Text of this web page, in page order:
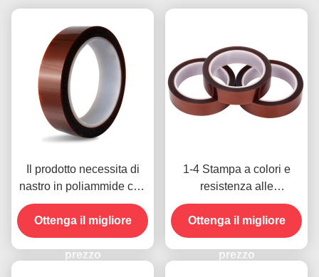
Il prodotto necessita di
nastro in poliammide con
resistenza alla tensione
di 1000V
Ottenga il migliore
prezzo
1-4 Stampa a colori e
resistenza alle
temperature -10C-80C
Metodo di pagamento con
carta di credito per
modelli precedenti
Ottenga il migliore
prezzo